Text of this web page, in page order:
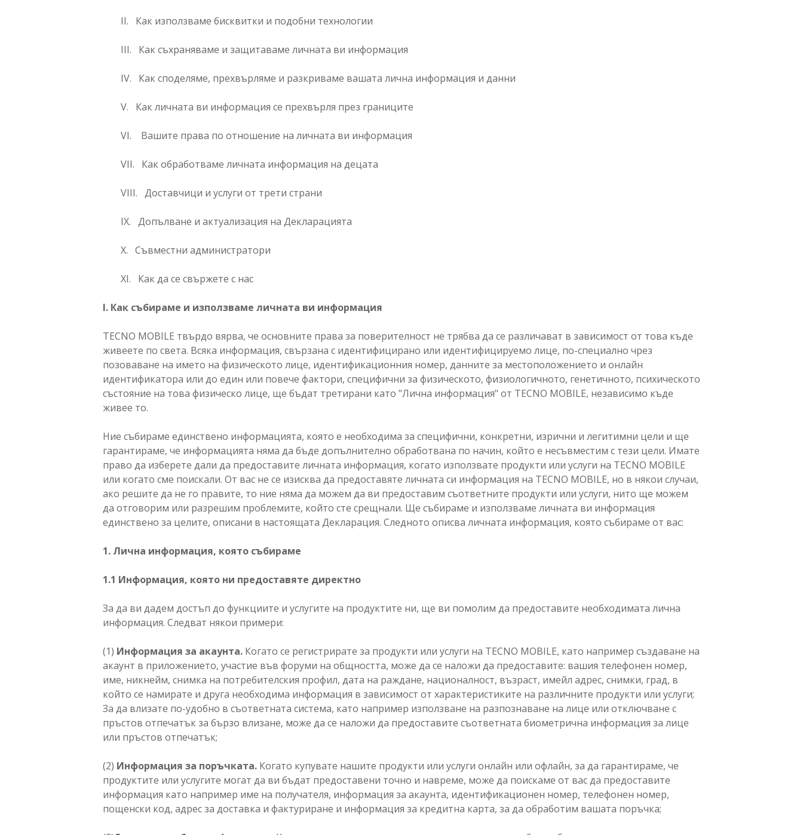
II. Как използваме бисквитки и подобни технологии
III. Как съхраняваме и защитаваме личната ви информация
IV. Как споделяме, прехвърляме и разкриваме вашата лична информация и данни
V. Как личната ви информация се прехвърля през границите
VI. Вашите права по отношение на личната ви информация
VII. Как обработваме личната информация на децата
VIII. Доставчици и услуги от трети страни
IX. Допълване и актуализация на Декларацията
X. Съвместни администратори
XI. Как да се свържете с нас
I. Как събираме и използваме личната ви информация
TECNO MOBILE твърдо вярва, че основните права за поверителност не трябва да се различават в зависимост от това къде
живеете по света. Всяка информация, свързана с идентифицирано или идентифицируемо лице, по-специално чрез
позоваване на името на физическото лице, идентификационния номер, данните за местоположението и онлайн
идентификатора или до един или повече фактори, специфични за физическото, физиологичното, генетичното, психическото
състояние на това физическо лице, ще бъдат третирани като "Лична информация" от TECNO MOBILE, независимо къде
живее то.
Ние събираме единствено информацията, която е необходима за специфични, конкретни, изрични и легитимни цели и ще
гарантираме, че информацията няма да бъде допълнително обработвана по начин, който е несъвместим с тези цели. Имате
право да изберете дали да предоставите личната информация, когато използвате продукти или услуги на TECNO MOBILE
или когато сме поискали. От вас не се изисква да предоставяте личната си информация на TECNO MOBILE, но в някои случаи,
ако решите да не го правите, то ние няма да можем да ви предоставим съответните продукти или услуги, нито ще можем
да отговорим или разрешим проблемите, който сте срещнали. Ще събираме и използваме личната ви информация
единствено за целите, описани в настоящата Декларация. Следното описва личната информация, която събираме от вас:
1. Лична информация, която събираме
1.1 Информация, която ни предоставяте директно
За да ви дадем достъп до функциите и услугите на продуктите ни, ще ви помолим да предоставите необходимата лична
информация. Следват някои примери:
(1) Информация за акаунта. Когато се регистрирате за продукти или услуги на TECNO MOBILE, като например създаване на
акаунт в приложението, участие във форуми на общността, може да се наложи да предоставите: вашия телефонен номер,
име, никнейм, снимка на потребителския профил, дата на раждане, националност, възраст, имейл адрес, снимки, град, в
който се намирате и друга необходима информация в зависимост от характеристиките на различните продукти или услуги;
За да влизате по-удобно в съответната система, като например използване на разпознаване на лице или отключване с
пръстов отпечатък за бързо влизане, може да се наложи да предоставите съответната биометрична информация за лице
или пръстов отпечатък;
(2) Информация за поръчката. Когато купувате нашите продукти или услуги онлайн или офлайн, за да гарантираме, че
продуктите или услугите могат да ви бъдат предоставени точно и навреме, може да поискаме от вас да предоставите
информация като например име на получателя, информация за акаунта, идентификационен номер, телефонен номер,
пощенски код, адрес за доставка и фактуриране и информация за кредитна карта, за да обработим вашата поръчка;